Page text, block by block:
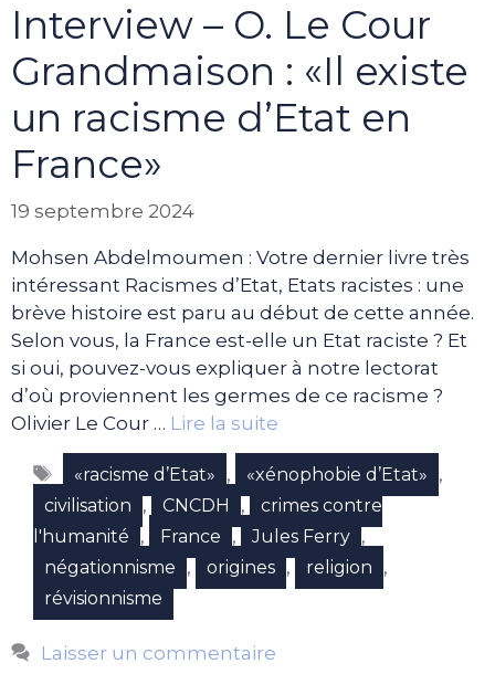
Interview – O. Le Cour
Grandmaison : «Il existe
un racisme d’Etat en
France»
19 septembre 2024
Mohsen Abdelmoumen : Votre dernier livre très
intéressant Racismes d’Etat, Etats racistes : une
brève histoire est paru au début de cette année.
Selon vous, la France est-elle un Etat raciste ? Et
si oui, pouvez-vous expliquer à notre lectorat
d’où proviennent les germes de ce racisme ?
Olivier Le Cour … Lire la suite
Étiquettes
«racisme d’Etat» , «xénophobie d’Etat» ,
civilisation , CNCDH ,
crimes contre
l'humanité
, France , Jules Ferry ,
négationnisme , origines , religion ,
révisionnisme
Laisser un commentaire